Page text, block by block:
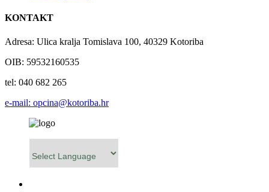
KONTAKT
Adresa: Ulica kralja Tomislava 100, 40329 Kotoriba
OIB: 59532160535
tel: 040 682 265
e-mail: opcina@kotoriba.hr